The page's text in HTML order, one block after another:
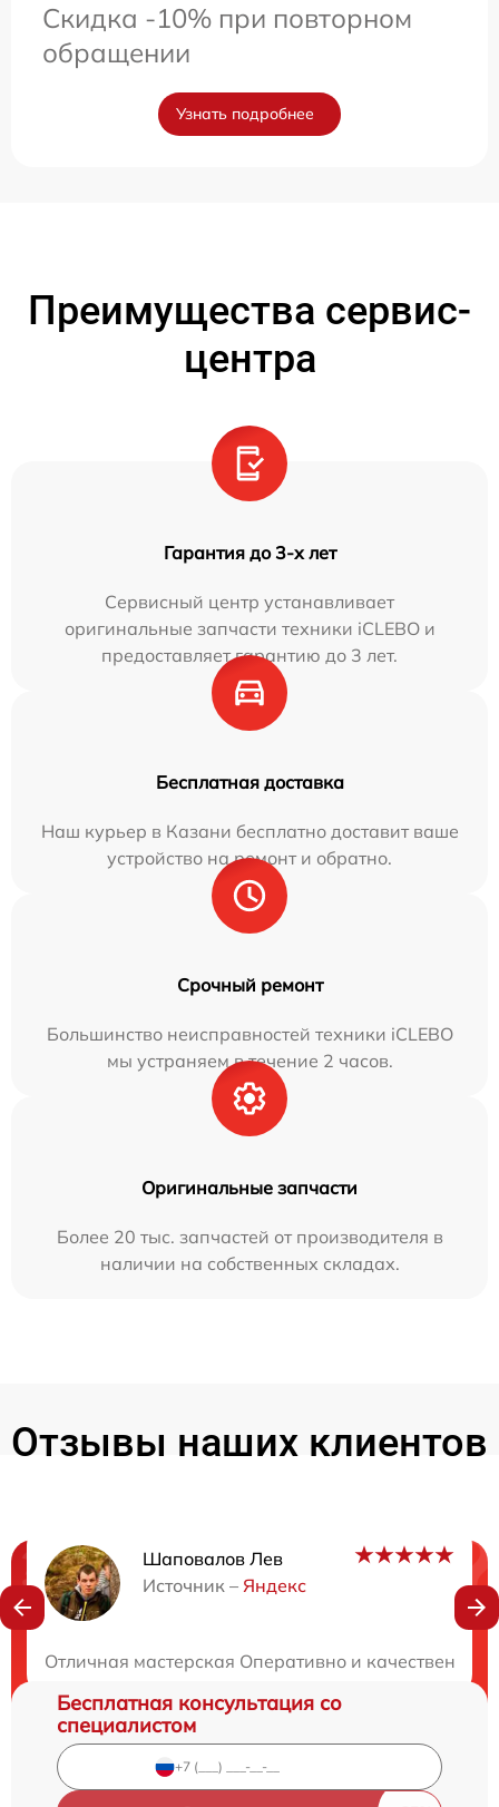
Скидка -10% при повторном
обращении
Узнать подробнее
Преимущества сервис-
центра
Гарантия до 3-х лет
Сервисный центр устанавливает
оригинальные запчасти техники iCLEBO и
предоставляет гарантию до 3 лет.
Бесплатная доставка
Наш курьер в Казани бесплатно доставит ваше
устройство на ремонт и обратно.
Срочный ремонт
Большинство неисправностей техники iCLEBO
мы устраняем в течение 2 часов.
Оригинальные запчасти
Более 20 тыс. запчастей от производителя в
наличии на собственных складах.
Отзывы наших клиентов
Шаповалов Лев
Источник – Яндекс
Отличная мастерская Оперативно и
Нужна консультация?
Бесплатная консультация со
специалистом